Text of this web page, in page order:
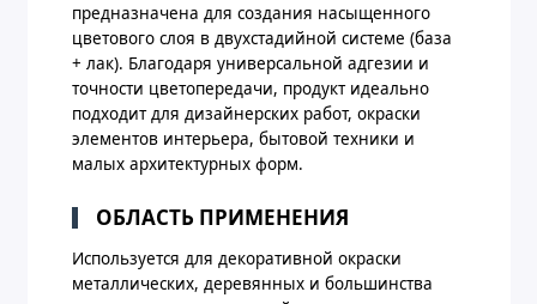
предназначена для создания насыщенного
цветового слоя в двухстадийной системе (база
+ лак). Благодаря универсальной адгезии и
точности цветопередачи, продукт идеально
подходит для дизайнерских работ, окраски
элементов интерьера, бытовой техники и
малых архитектурных форм.
ОБЛАСТЬ ПРИМЕНЕНИЯ
Используется для декоративной окраски
металлических, деревянных и большинства